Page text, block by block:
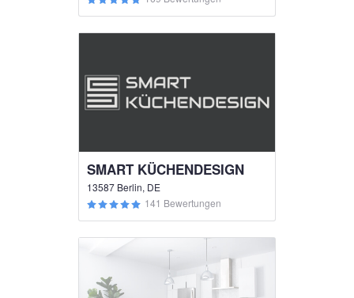
SMART KÜCHENDESIGN
13587 Berlin, DE
141 Bewertungen